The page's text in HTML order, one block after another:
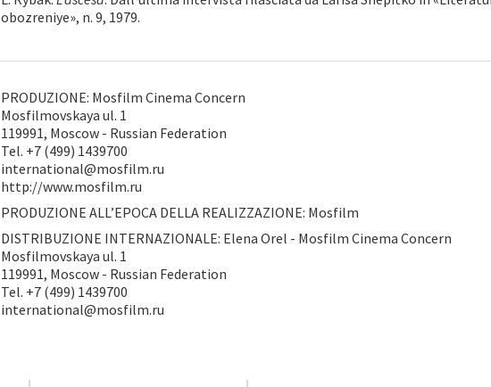
obozreniye», n. 9, 1979.
PRODUZIONE: Mosfilm Cinema Concern
Mosfilmovskaya ul. 1
119991, Moscow - Russian Federation
Tel. +7 (499) 1439700
international@mosfilm.ru
http://www.mosfilm.ru
PRODUZIONE ALL’EPOCA DELLA REALIZZAZIONE: Mosfilm
DISTRIBUZIONE INTERNAZIONALE: Elena Orel - Mosfilm Cinema Concern
Mosfilmovskaya ul. 1
119991, Moscow - Russian Federation
Tel. +7 (499) 1439700
international@mosfilm.ru